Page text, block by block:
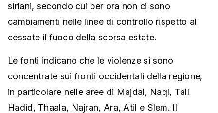
siriani, secondo cui per ora non ci sono
cambiamenti nelle linee di controllo rispetto al
cessate il fuoco della scorsa estate.
Le fonti indicano che le violenze si sono
concentrate sui fronti occidentali della regione,
in particolare nelle aree di Majdal, Naql, Tall
Hadid, Thaala, Najran, Ara, Atil e Slem. Il